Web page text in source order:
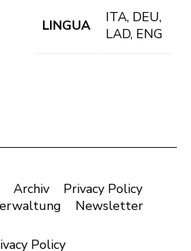
LINGUA
ITA, DEU,
LAD, ENG
Archiv
Privacy Policy
Newsletter
Policy